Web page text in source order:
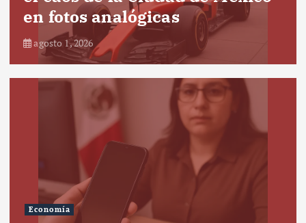
en fotos analógicas
agosto 1, 2026
Economía